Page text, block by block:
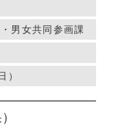
男女共同参画課
）